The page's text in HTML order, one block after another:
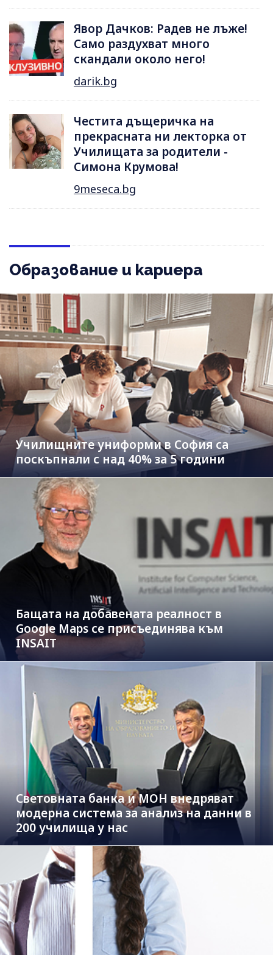
Явор Дачков: Радев не лъже!
Само раздухват много
скандали около него!
darik.bg
Честита дъщеричка на
прекрасната ни лекторка от
Училищата за родители -
Симона Крумова!
9meseca.bg
Образование и кариера
Училищните униформи в София са
поскъпнали с над 40% за 5 години
Бащата на добавената реалност в
Google Maps се присъединява към
INSAIT
Световната банка и МОН внедряват
модерна система за анализ на данни в
200 училища у нас